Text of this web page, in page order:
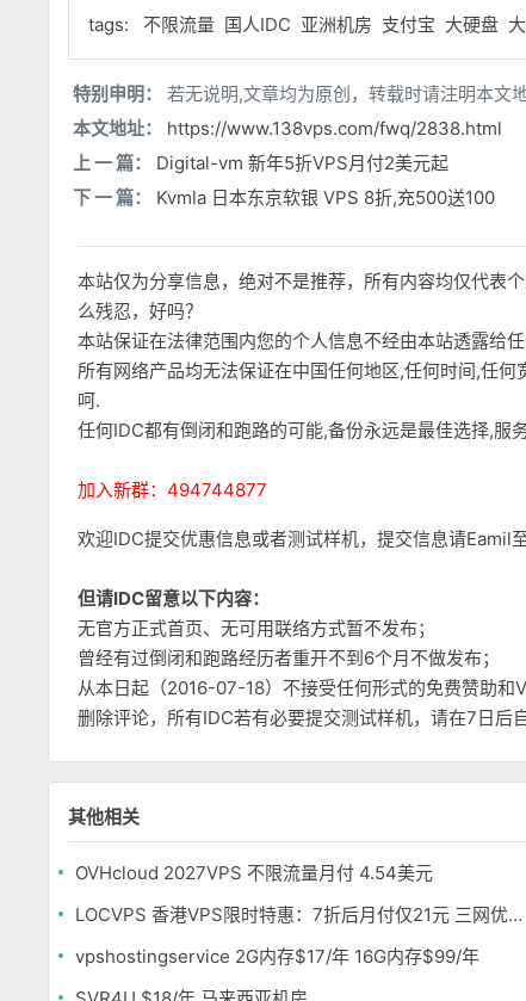
tags: 不限流量 国人IDC 亚洲机房 支付宝 大硬盘
特别申明：
若无说明,文章均为原创，转载时请注明本文
本文地址：
https://www.138vps.com/fwq/2838.html
上 一 篇：
Digital-vm 新年5折VPS月付2美元起
下 一 篇：
Kvmla 日本东京软银 VPS 8折,充500送100
本站仅为分享信息，绝对不是推荐，所有内容均仅代表
么残忍，好吗？
本站保证在法律范围内您的个人信息不经由本站透露给任
所有网络产品均无法保证在中国任何地区,任何时间,任
呵.
任何IDC都有倒闭和跑路的可能,备份永远是最佳选择,服
加入新群：494744877
欢迎IDC提交优惠信息或者测试样机，提交信息请Eamil
但请IDC留意以下内容：
无官方正式首页、无可用联络方式暂不发布；
曾经有过倒闭和跑路经历者重开不到6个月不做发布；
从本日起（2016-07-18）不接受任何形式的免费赞助
删除评论，所有IDC若有必要提交测试样机，请在7日后
其他相关
OVHcloud 2027VPS 不限流量月付 4.54美元
LOCVPS 香港VPS限时特惠：7折后月付仅21元 三网优化BGP线路 可选原生IP
vpshostingservice 2G内存$17/年 16G内存$99/年